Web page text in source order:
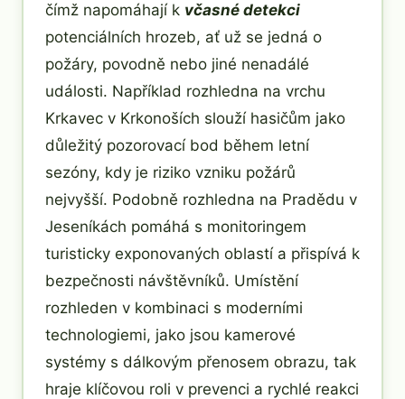
čímž napomáhají k včasné detekci
potenciálních hrozeb, ať už se jedná o
požáry, povodně nebo jiné nenadálé
události. Například rozhledna na vrchu
Krkavec v Krkonoších slouží hasičům jako
důležitý pozorovací bod během letní
sezóny, kdy je riziko vzniku požárů
nejvyšší. Podobně rozhledna na Pradědu v
Jeseníkách pomáhá s monitoringem
turisticky exponovaných oblastí a přispívá k
bezpečnosti návštěvníků. Umístění
rozhleden v kombinaci s moderními
technologiemi, jako jsou kamerové
systémy s dálkovým přenosem obrazu, tak
hraje klíčovou roli v prevenci a rychlé reakci